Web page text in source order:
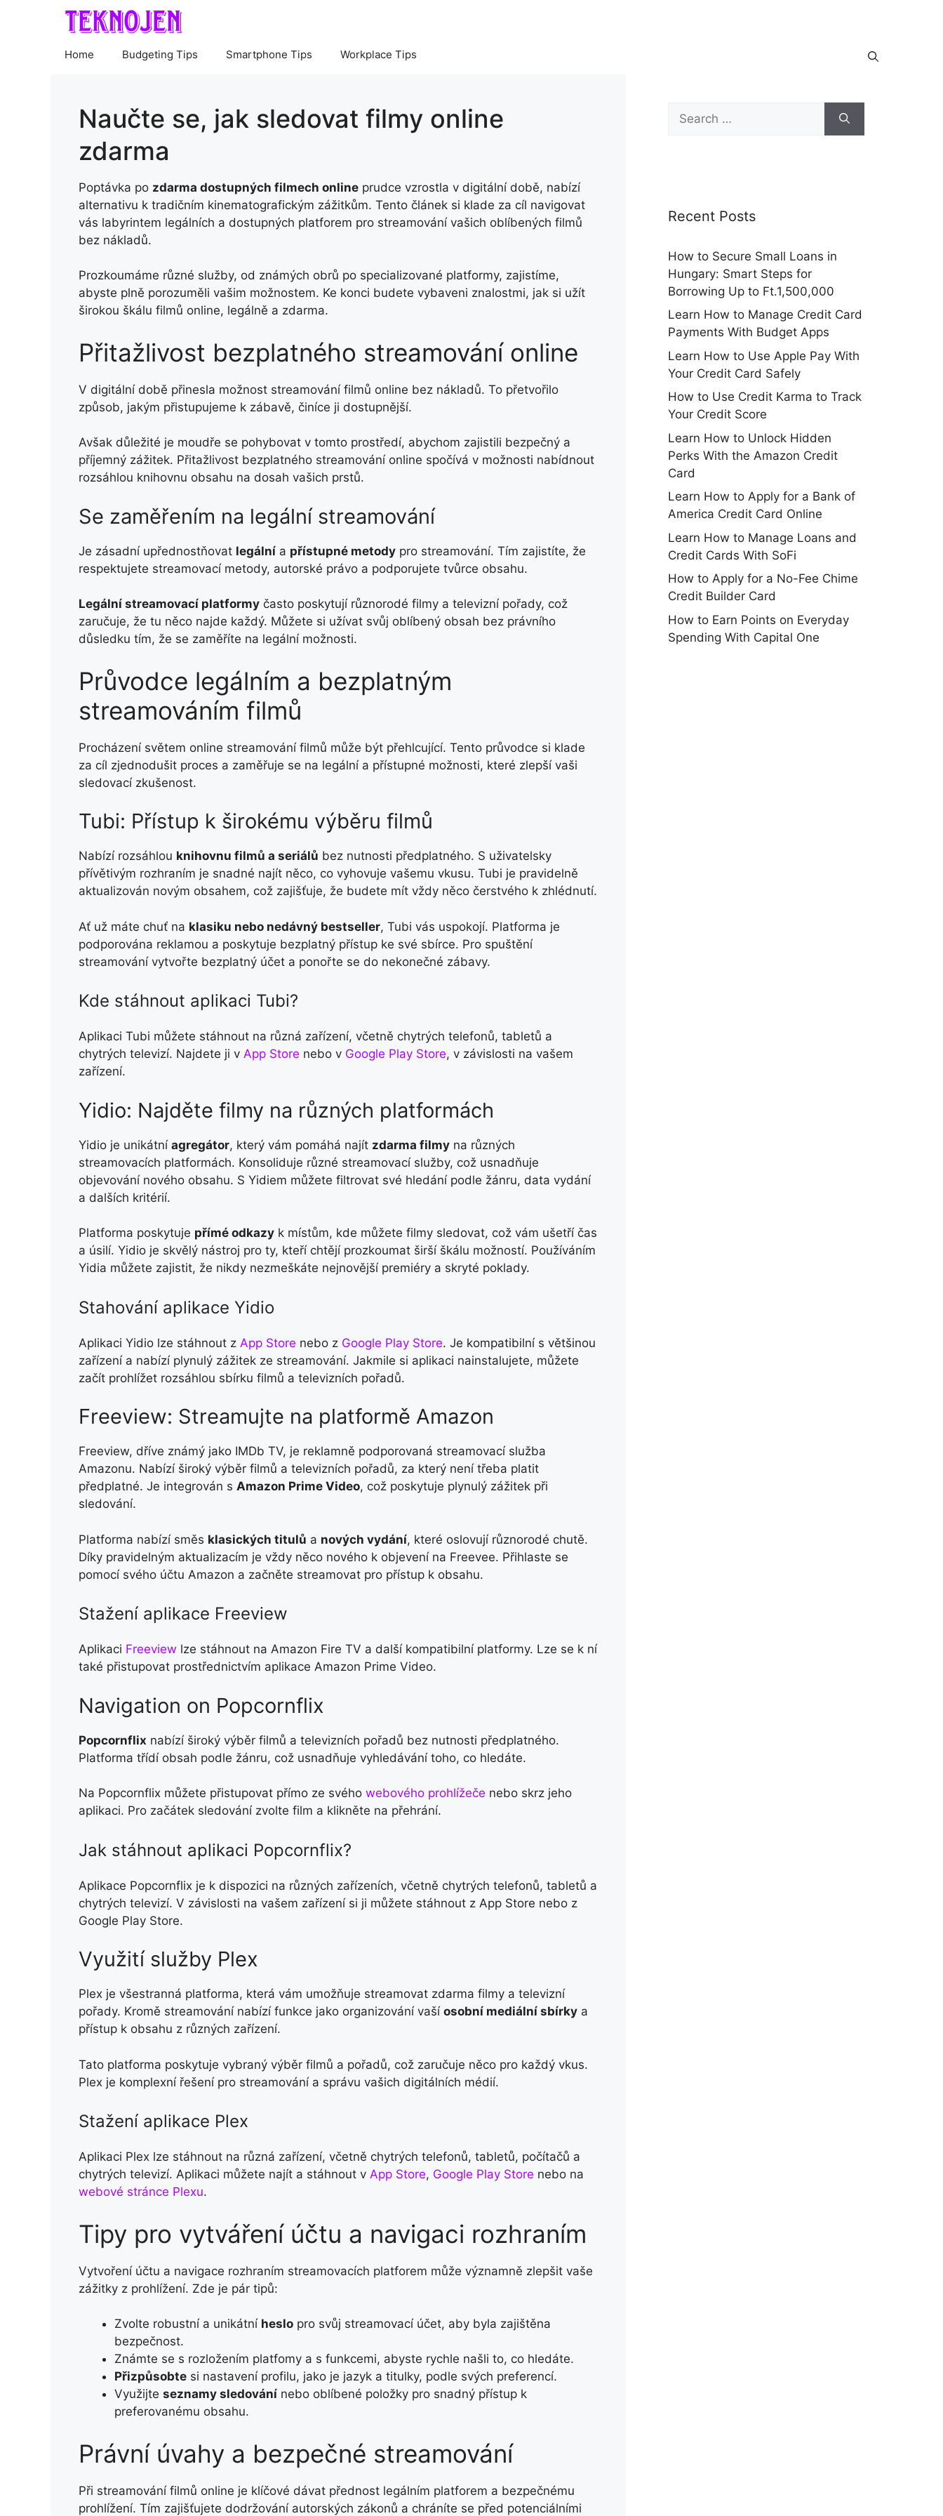
Home Budgeting Tips Smartphone Tips Workplace Tips
Naučte se, jak sledovat filmy online
zdarma
Poptávka po zdarma dostupných filmech online prudce vzrostla v digitální době, nabízí
alternativu k tradičním kinematografickým zážitkům. Tento článek si klade za cíl navigovat
vás labyrintem legálních a dostupných platforem pro streamování vašich oblíbených filmů
bez nákladů.
Prozkoumáme různé služby, od známých obrů po specializované platformy, zajistíme,
abyste plně porozuměli vašim možnostem. Ke konci budete vybaveni znalostmi, jak si užít
širokou škálu filmů online, legálně a zdarma.
Přitažlivost bezplatného streamování online
V digitální době přinesla možnost streamování filmů online bez nákladů. To přetvořilo
způsob, jakým přistupujeme k zábavě, činíce ji dostupnější.
Avšak důležité je moudře se pohybovat v tomto prostředí, abychom zajistili bezpečný a
příjemný zážitek. Přitažlivost bezplatného streamování online spočívá v možnosti nabídnout
rozsáhlou knihovnu obsahu na dosah vašich prstů.
Se zaměřením na legální streamování
Je zásadní upřednostňovat legální a přístupné metody pro streamování. Tím zajistíte, že
respektujete streamovací metody, autorské právo a podporujete tvůrce obsahu.
Legální streamovací platformy často poskytují různorodé filmy a televizní pořady, což
zaručuje, že tu něco najde každý. Můžete si užívat svůj oblíbený obsah bez právního
důsledku tím, že se zaměříte na legální možnosti.
Průvodce legálním a bezplatným
streamováním filmů
Procházení světem online streamování filmů může být přehlcující. Tento průvodce si klade
za cíl zjednodušit proces a zaměřuje se na legální a přístupné možnosti, které zlepší vaši
sledovací zkušenost.
Tubi: Přístup k širokému výběru filmů
Nabízí rozsáhlou knihovnu filmů a seriálů bez nutnosti předplatného. S uživatelsky
přívětivým rozhraním je snadné najít něco, co vyhovuje vašemu vkusu. Tubi je pravidelně
aktualizován novým obsahem, což zajišťuje, že budete mít vždy něco čerstvého k zhlédnutí.
Ať už máte chuť na klasiku nebo nedávný bestseller, Tubi vás uspokojí. Platforma je
podporována reklamou a poskytuje bezplatný přístup ke své sbírce. Pro spuštění
streamování vytvořte bezplatný účet a ponořte se do nekonečné zábavy.
Kde stáhnout aplikaci Tubi?
Aplikaci Tubi můžete stáhnout na různá zařízení, včetně chytrých telefonů, tabletů a
chytrých televizí. Najdete ji v App Store nebo v Google Play Store, v závislosti na vašem
zařízení.
Yidio: Najděte filmy na různých platformách
Yidio je unikátní agregátor, který vám pomáhá najít zdarma filmy na různých
streamovacích platformách. Konsoliduje různé streamovací služby, což usnadňuje
objevování nového obsahu. S Yidiem můžete filtrovat své hledání podle žánru, data vydání
a dalších kritérií.
Platforma poskytuje přímé odkazy k místům, kde můžete filmy sledovat, což vám ušetří čas
a úsilí. Yidio je skvělý nástroj pro ty, kteří chtějí prozkoumat širší škálu možností. Používáním
Yidia můžete zajistit, že nikdy nezmeškáte nejnovější premiéry a skryté poklady.
Stahování aplikace Yidio
Aplikaci Yidio lze stáhnout z App Store nebo z Google Play Store. Je kompatibilní s většinou
zařízení a nabízí plynulý zážitek ze streamování. Jakmile si aplikaci nainstalujete, můžete
začít prohlížet rozsáhlou sbírku filmů a televizních pořadů.
Freeview: Streamujte na platformě Amazon
Freeview, dříve známý jako IMDb TV, je reklamně podporovaná streamovací služba
Amazonu. Nabízí široký výběr filmů a televizních pořadů, za který není třeba platit
předplatné. Je integrován s Amazon Prime Video, což poskytuje plynulý zážitek při
sledování.
Platforma nabízí směs klasických titulů a nových vydání, které oslovují různorodé chutě.
Díky pravidelným aktualizacím je vždy něco nového k objevení na Freevee. Přihlaste se
pomocí svého účtu Amazon a začněte streamovat pro přístup k obsahu.
Stažení aplikace Freeview
Aplikaci Freeview lze stáhnout na Amazon Fire TV a další kompatibilní platformy. Lze se k ní
také přistupovat prostřednictvím aplikace Amazon Prime Video.
Navigation on Popcornflix
Popcornflix nabízí široký výběr filmů a televizních pořadů bez nutnosti předplatného.
Platforma třídí obsah podle žánru, což usnadňuje vyhledávání toho, co hledáte.
Na Popcornflix můžete přistupovat přímo ze svého webového prohlížeče nebo skrz jeho
aplikaci. Pro začátek sledování zvolte film a klikněte na přehrání.
Jak stáhnout aplikaci Popcornflix?
Aplikace Popcornflix je k dispozici na různých zařízeních, včetně chytrých telefonů, tabletů a
chytrých televizí. V závislosti na vašem zařízení si ji můžete stáhnout z App Store nebo z
Google Play Store.
Využití služby Plex
Plex je všestranná platforma, která vám umožňuje streamovat zdarma filmy a televizní
pořady. Kromě streamování nabízí funkce jako organizování vaší osobní mediální sbírky a
přístup k obsahu z různých zařízení.
Tato platforma poskytuje vybraný výběr filmů a pořadů, což zaručuje něco pro každý vkus.
Plex je komplexní řešení pro streamování a správu vašich digitálních médií.
Stažení aplikace Plex
Aplikaci Plex lze stáhnout na různá zařízení, včetně chytrých telefonů, tabletů, počítačů a
chytrých televizí. Aplikaci můžete najít a stáhnout v App Store, Google Play Store nebo na
webové stránce Plexu.
Tipy pro vytváření účtu a navigaci rozhraním
Vytvoření účtu a navigace rozhraním streamovacích platforem může významně zlepšit vaše
zážitky z prohlížení. Zde je pár tipů:
Zvolte robustní a unikátní heslo pro svůj streamovací účet, aby byla zajištěna
bezpečnost.
Známte se s rozložením platfomy a s funkcemi, abyste rychle našli to, co hledáte.
Přizpůsobte si nastavení profilu, jako je jazyk a titulky, podle svých preferencí.
Využijte seznamy sledování nebo oblíbené položky pro snadný přístup k
preferovanému obsahu.
Právní úvahy a bezpečné streamování
Při streamování filmů online je klíčové dávat přednost legálním platforem a bezpečnému
prohlížení. Tím zajišťujete dodržování autorských zákonů a chráníte se před potenciálními
for:
Recent Posts
How to Secure Small Loans in
Hungary: Smart Steps for
Borrowing Up to Ft.1,500,000
Learn How to Manage Credit Card
Payments With Budget Apps
Learn How to Use Apple Pay With
Your Credit Card Safely
How to Use Credit Karma to Track
Your Credit Score
Learn How to Unlock Hidden
Perks With the Amazon Credit
Card
Learn How to Apply for a Bank of
America Credit Card Online
Learn How to Manage Loans and
Credit Cards With SoFi
How to Apply for a No-Fee Chime
Credit Builder Card
How to Earn Points on Everyday
Spending With Capital One